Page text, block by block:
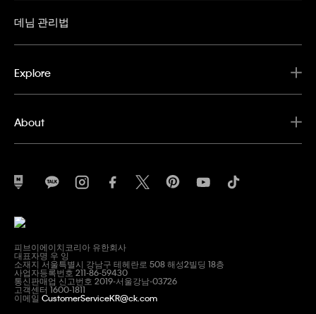
데님 관리법
Explore
About
피브이에이치코리아 유한회사
대표자명 우 잉
소재지 서울특별시 강남구 테헤란로 508 해성2빌딩 18층
사업자등록번호 211-86-59430
통신판매업 신고번호 2019-서울강남-03726
고객센터 1600-1811
이메일 CustomerServiceKR@ck.com